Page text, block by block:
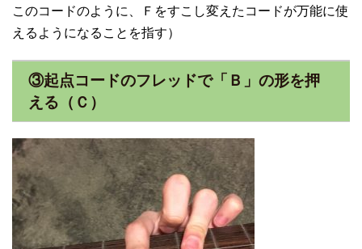
このコードのように、Ｆをすこし変えたコードが万能に使
えるようになることを指す）
③起点コードのフレッドで「Ｂ」の形を押
える（Ｃ）